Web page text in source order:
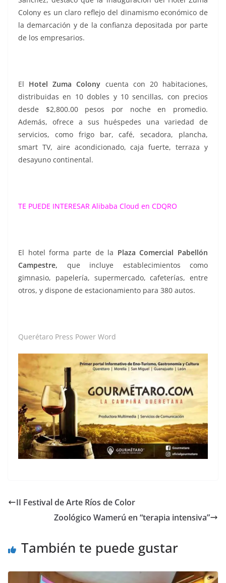
Colony es un claro reflejo del dinamismo económico de
la demarcación y de la confianza depositada por parte
de los empresarios.
El Hotel Zuma Colony cuenta con 20 habitaciones,
distribuidas en 10 dobles y 10 sencillas, con precios
desde $2,800.00 pesos por noche en promedio.
Además, ofrece a sus huéspedes una variedad de
servicios, como frigo bar, café, secadora, plancha,
smart TV, aire acondicionado, caja fuerte, terraza y
desayuno continental.
TE PUEDE INTERESAR Alibaba Cloud en CDQRO
El hotel forma parte de la Plaza Comercial Pabellón
Campestre, que incluye establecimientos como
gimnasio, papelería, supermercado, cafeterías, entre
otros, y dispone de estacionamiento para 380 autos.
Querétaro Press Power Word
II Festival de Arte Ríos de Color
Zoológico Wamerú en “terapia intensiva”
También te puede gustar